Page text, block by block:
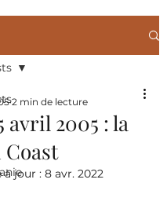
avril 2005 : la
Coast
2 min de lecture
à jour : 8 avr. 2022